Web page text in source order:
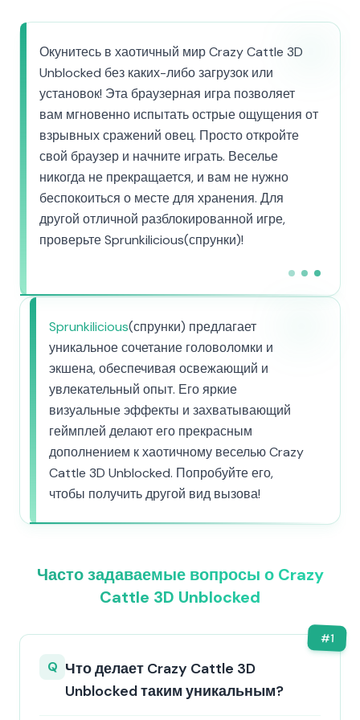
Окунитесь в хаотичный мир Crazy Cattle 3D
Unblocked без каких-либо загрузок или
установок! Эта браузерная игра позволяет
вам мгновенно испытать острые ощущения от
взрывных сражений овец. Просто откройте
свой браузер и начните играть. Веселье
никогда не прекращается, и вам не нужно
беспокоиться о месте для хранения. Для
другой отличной разблокированной игре,
проверьте Sprunkilicious(спрунки)!
Sprunkilicious(спрунки) предлагает
уникальное сочетание головоломки и
экшена, обеспечивая освежающий и
увлекательный опыт. Его яркие
визуальные эффекты и захватывающий
геймплей делают его прекрасным
дополнением к хаотичному веселью Crazy
Cattle 3D Unblocked. Попробуйте его,
чтобы получить другой вид вызова!
Часто задаваемые вопросы о Crazy
Cattle 3D Unblocked
#1
Q Что делает Crazy Cattle 3D
Unblocked таким уникальным?